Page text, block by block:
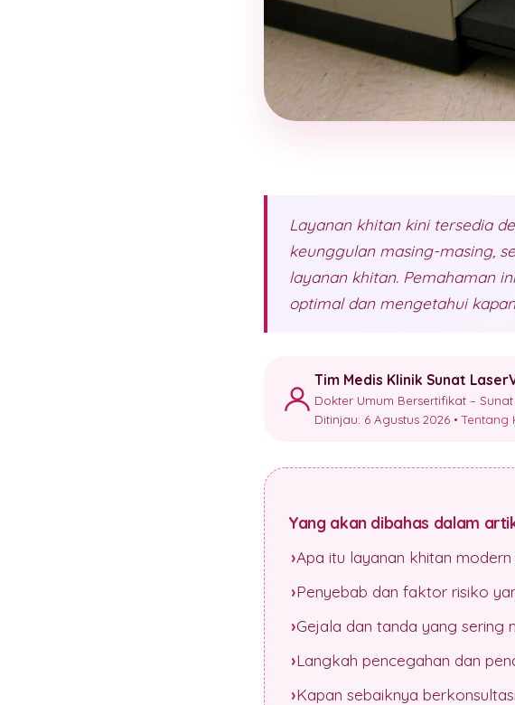
Layanan khitan kini tersedia
keunggulan masing-masing,
layanan khitan. Pemahaman
optimal dan mengetahui
Tim Medis Klinik Sunat
Dokter Umum Bersertifikat – Sunat
Ditinjau: 6 Agustus 2026 •Tentang
Yang akan dibahas dalam
Apa itu layanan khitan
Penyebab dan faktor risiko
Gejala dan tanda yang sering
Langkah pencegahan dan
Kapan sebaiknya